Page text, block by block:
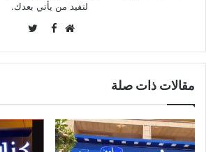
لتفيد من يأتي بعدك.
Facebook
مقالات ذات صلة